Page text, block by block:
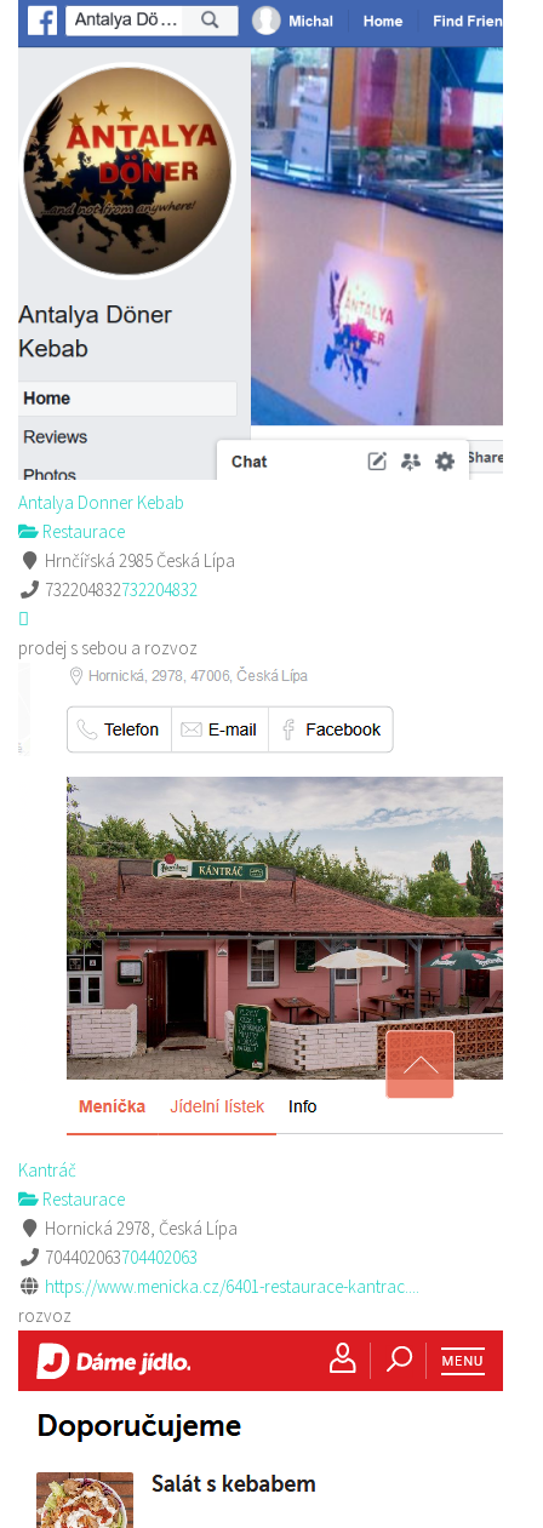
Antalya Donner Kebab
Restaurace
Hrnčířská 2985 Česká Lípa
732204832732204832
prodej s sebou a rozvoz
Kantráč
Restaurace
Hornická 2978, Česká Lípa
704402063704402063
https://www.menicka.cz/6401-restaurace-kantrac....
rozvoz